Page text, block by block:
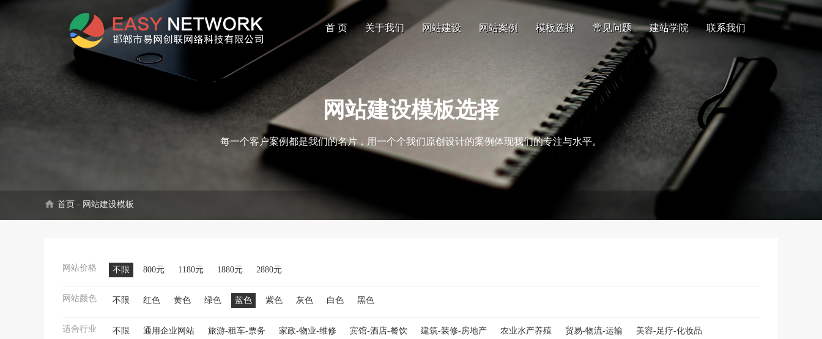
首 页 关于我们 网站建设 网站案例 模板选择 常见问题 建站学院 联系我们
网站建设模板选择
每一个客户案例都是我们的名片，用一个个我们原创设计的案例体现我们的专注与水平。
home 首页 - 网站建设模板
网站价格 不限 800元 1180元 1880元 2880元
网站颜色 不限 红色 黄色 绿色 蓝色 紫色 灰色 白色 黑色
适合行业 不限 通用企业网站 旅游-租车-票务 家政-物业-维修 宾馆-酒店-餐饮 建筑-装修-房地产 农业水产养殖 贸易-物流-运输
美容-足疗-化妆品